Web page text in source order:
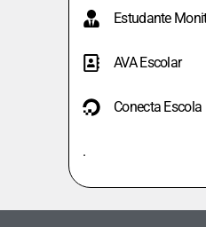
Estudante
AVA Escolar
Conecta Escola
.